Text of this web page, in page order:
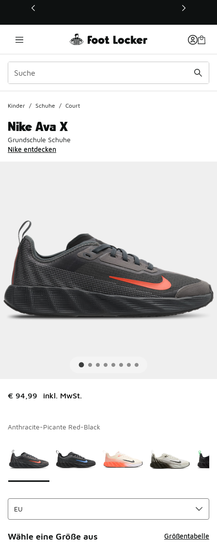
Dieser Link öffnet sich in einem neuen Fenster
Kinder / Schuhe / Court
Nike Ava X
Grundschule Schuhe
Nike entdecken
€ 94,99 inkl. MwSt.
Anthracite-Picante Red-Black
Wähle eine Größe aus Größentabelle